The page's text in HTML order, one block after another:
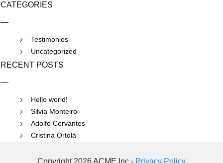
CATEGORIES
Testimonios
Uncategorized
RECENT POSTS
Hello world!
Silvia Monteiro
Adolfo Cervantes
Cristina Ortolá